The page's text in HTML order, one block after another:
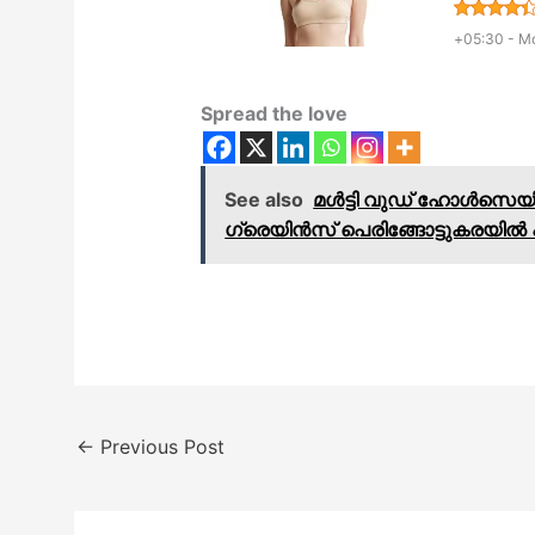
+05:30 -
Spread the love
See also മൾട്ടി വുഡ്
ഗ്രെയിൻസ് പെരിങ്ങോട്ടുകരയിൽ
← Previous Post